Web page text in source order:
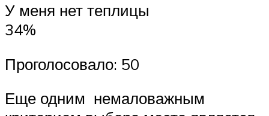
У меня нет теплицы
34%
Проголосовало: 50
Еще одним немаловажным